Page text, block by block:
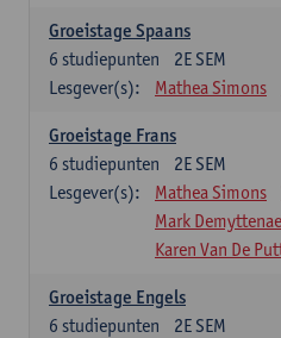
Groeistage Spaans
2E SEM
6 studiepunten
Lesgever(s):
Mathea Simons
Groeistage Frans
2E SEM
6 studiepunten
Lesgever(s):
Mathea Simons
Mark
Karen Van De
Groeistage Engels
2E SEM
6 studiepunten